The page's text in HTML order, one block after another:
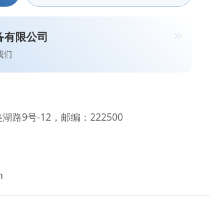
有限公司
们
路9号-12，邮编：222500